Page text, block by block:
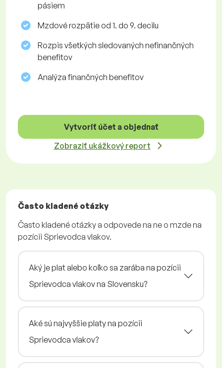
pásiem
Mzdové rozpätie od 1. do 9. decilu
Rozpis všetkých sledovaných nefinančných
benefitov
Analýza finančných benefitov
Vytvoriť účet a objednať
Zobraziť ukážkový report
Často kladené otázky
Často kladené otázky a odpovede na ne o mzde na
pozícii Sprievodca vlakov.
Aký je plat alebo koľko sa zarába na pozícii
Sprievodca vlakov na Slovensku?
Aké sú najvyššie platy na pozícii
Sprievodca vlakov?